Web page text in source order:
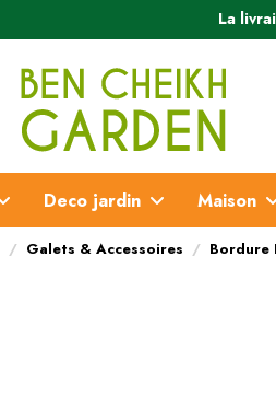
La
Deco jardin Maison
Galets & Accessoires Bordure